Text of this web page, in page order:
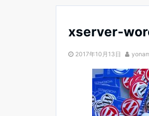
xserver-
2017年10月13日